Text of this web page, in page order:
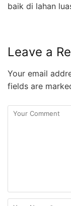
baik di lahan
Leave a
Your email
fields are